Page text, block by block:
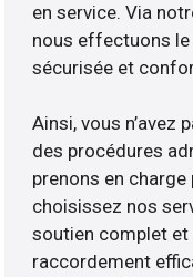
en service. Via
nous effectuons
sécurisée et
Ainsi, vous n’avez
des procédures
prenons en
choisissez nos
soutien complet et
raccordement